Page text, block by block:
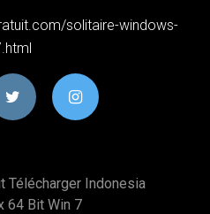
solitaire-windows-
Télécharger Indonesia
64 Bit Win 7